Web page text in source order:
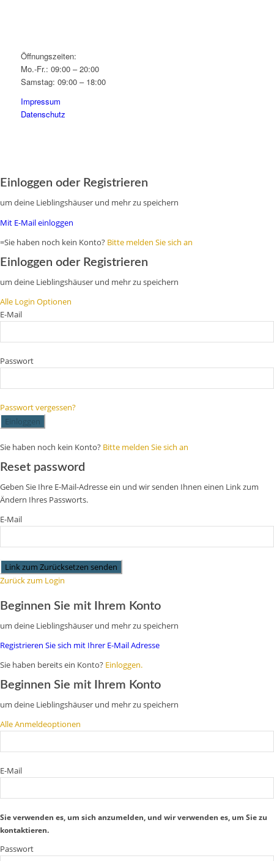
Öffnungszeiten:
Mo.-Fr.: 09:00 – 20:00
Samstag: 09:00 – 18:00
Impressum
Datenschutz
Einloggen oder Registrieren
um deine Lieblingshäuser und mehr zu speichern
Mit E-Mail einloggen
=Sie haben noch kein Konto? Bitte melden Sie sich an
Einloggen oder Registrieren
um deine Lieblingshäuser und mehr zu speichern
Alle Login Optionen
E-Mail
Passwort
Passwort vergessen?
Einloggen
Sie haben noch kein Konto? Bitte melden Sie sich an
Reset password
Geben Sie Ihre E-Mail-Adresse ein und wir senden Ihnen einen Link zum
Ändern Ihres Passworts.
E-Mail
Link zum Zurücksetzen senden
Zurück zum Login
Beginnen Sie mit Ihrem Konto
um deine Lieblingshäuser und mehr zu speichern
Registrieren Sie sich mit Ihrer E-Mail Adresse
Sie haben bereits ein Konto? Einloggen.
Beginnen Sie mit Ihrem Konto
um deine Lieblingshäuser und mehr zu speichern
Alle Anmeldeoptionen
E-Mail
Sie verwenden es, um sich anzumelden, und wir verwenden es, um Sie zu
kontaktieren.
Passwort